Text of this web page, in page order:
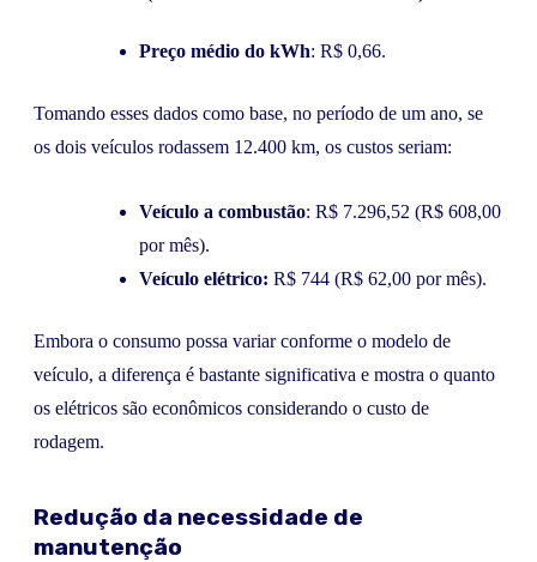
Preço médio do kWh: R$ 0,66.
Tomando esses dados como base, no período de um ano, se
os dois veículos rodassem 12.400 km, os custos seriam:
Veículo a combustão: R$ 7.296,52 (R$ 608,00
por mês).
Veículo elétrico: R$ 744 (R$ 62,00 por mês).
Embora o consumo possa variar conforme o modelo de
veículo, a diferença é bastante significativa e mostra o quanto
os elétricos são econômicos considerando o custo de
rodagem.
Redução da necessidade de
manutenção